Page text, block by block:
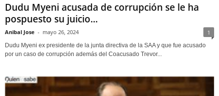
Dudu Myeni acusada de corrupción se le ha
pospuesto su juicio...
Anibal Jose - mayo 26, 2024 1
Dudu Myeni ex presidente de la junta directiva de la SAA y que fue acusado
por un caso de corrupción además del Coacusado Trevor...